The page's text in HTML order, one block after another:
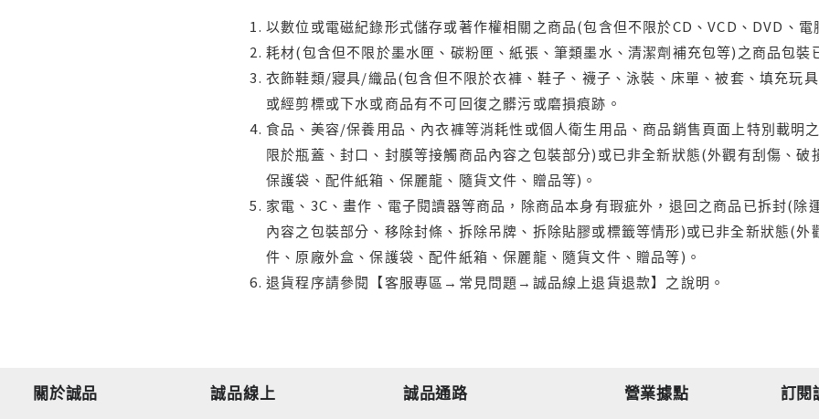
以數位或電磁紀錄形式儲存或著作權相關之商品(包含但不限於CD、VCD、DVD、
耗材(包含但不限於墨水匣、碳粉匣、紙張、筆類墨水、清潔劑補充包等)之商品包
衣飾鞋類/寢具/織品(包含但不限於衣褲、鞋子、襪子、泳裝、床單、被套、填充玩
或經剪標或下水或商品有不可回復之髒污或磨損痕跡。
食品、美容/保養用品、內衣褲等消耗性或個人衛生用品、商品銷售頁面上特別載明
限於瓶蓋、封口、封膜等接觸商品內容之包裝部分)或已非全新狀態(外觀有刮傷、
保護袋、配件紙箱、保麗龍、隨貨文件、贈品等)。
家電、3C、畫作、電子閱讀器等商品，除商品本身有瑕疵外，退回之商品已拆封(
內容之包裝部分、移除封條、拆除吊牌、拆除貼膠或標籤等情形)或已非全新狀態(
件、原廠外盒、保護袋、配件紙箱、保麗龍、隨貨文件、贈品等)。
退貨程序請參閱【客服專區→常見問題→誠品線上退貨退款】之說明。
關於誠品 誠品線上 誠品通路 營業據點 訂閱